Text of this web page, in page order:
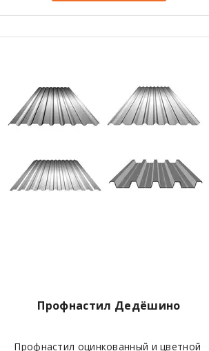
Профнастил Дедёшино
Профнастил оцинкованный и цветной